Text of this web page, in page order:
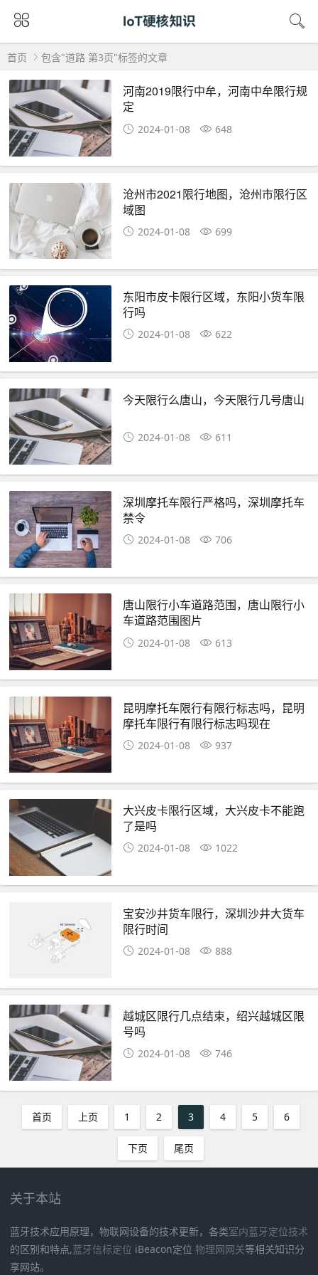
首页 包含"道路 第3页"标签的文章
河南2019限行中牟，河南中牟限行规
定
2024-01-08 648
沧州市2021限行地图，沧州市限行区
域图
2024-01-08 699
东阳市皮卡限行区域，东阳小货车限
行吗
2024-01-08 622
今天限行么唐山，今天限行几号唐山
2024-01-08 611
深圳摩托车限行严格吗，深圳摩托车
禁令
2024-01-08 706
唐山限行小车道路范围，唐山限行小
车道路范围图片
2024-01-08 613
昆明摩托车限行有限行标志吗，昆明
摩托车限行有限行标志吗现在
2024-01-08 937
大兴皮卡限行区域，大兴皮卡不能跑
了是吗
2024-01-08 1022
宝安沙井货车限行，深圳沙井大货车
限行时间
2024-01-08 888
越城区限行几点结束，绍兴越城区限
号吗
2024-01-08 746
首页 上页 1 2 3 4 5 6
下页 尾页
关于本站
蓝牙技术应用原理，物联网设备的技术更新，各类室内蓝牙定位技术
的区别和特点,蓝牙信标定位 iBeacon定位 物理网网关等相关知识分
享网站。